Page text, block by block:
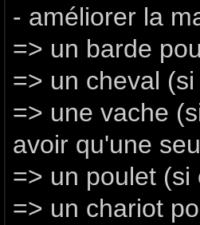
- améliorer la
=> un barde
=> un cheval
=> une vache
avoir qu'une
=> un poulet
=> un chariot